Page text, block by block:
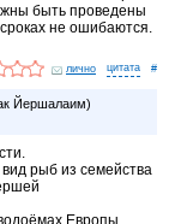
быть проведены
не ошибаются.
лично #
Йершалаим)
рыб из семейства